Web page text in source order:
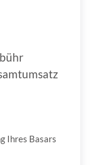
Ihres Basars